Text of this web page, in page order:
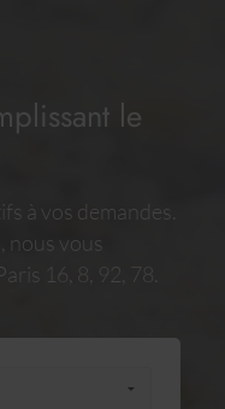
le
à vos demandes.
nous vous
16, 8, 92, 78.